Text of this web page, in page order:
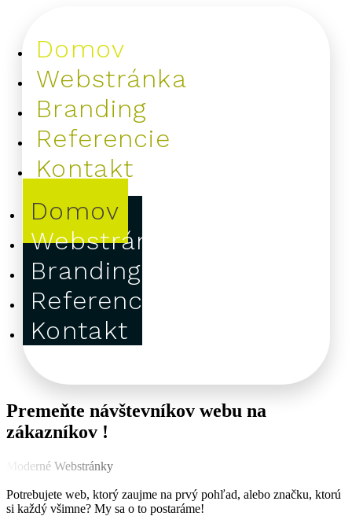
Domov
Webstránka
Branding
Referencie
Kontakt
Domov
Webstránka
Branding
Referencie
Kontakt
Premeňte návštevníkov webu na
zákazníkov !
Moderné Webstránky
Potrebujete web, ktorý zaujme na prvý pohľad, alebo značku, ktorú
si každý všimne? My sa o to postaráme!